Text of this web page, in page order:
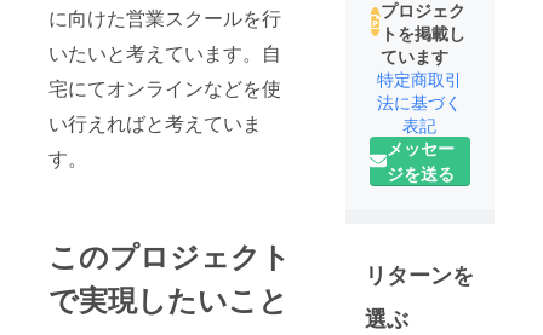
に向けた営業スクールを行
いたいと考えています。自
宅にてオンラインなどを使
い行えればと考えていま
す。
このプロジェクト
で実現したいこと
プロジェク
トを掲載し
ています
特定商取引
法に基づく
表記
メッセー
ジを送る
リターンを
選ぶ